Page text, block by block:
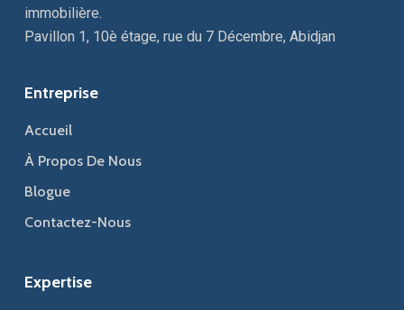
immobilière.
Pavillon 1, 10è étage, rue du 7 Décembre, Abidjan
Entreprise
Accueil
À Propos De Nous
Blogue
Contactez-Nous
Expertise